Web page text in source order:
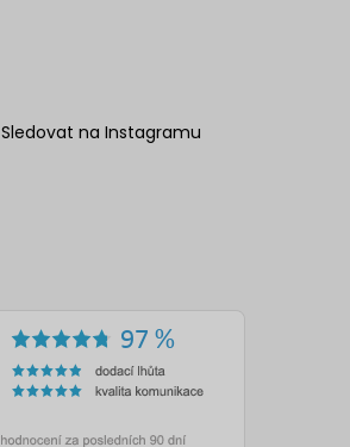
Sledovat na Instagramu